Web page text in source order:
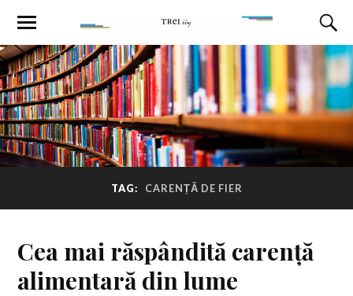
TAG: CARENȚĂ DE FIER
Cea mai răspândită carență
alimentară din lume